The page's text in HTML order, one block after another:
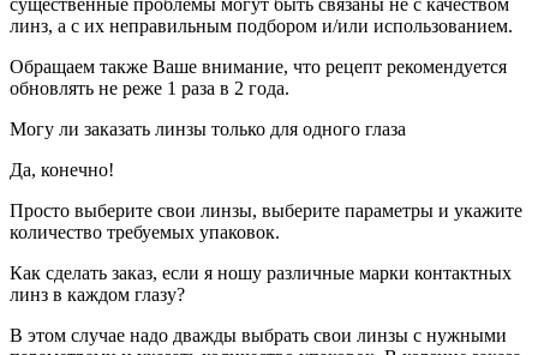
существенные проблемы могут быть связаны не с качеством
линз, а с их неправильным подбором и/или использованием.
Обращаем также Ваше внимание, что рецепт рекомендуется
обновлять не реже 1 раза в 2 года.
Могу ли заказать линзы только для одного глаза
Да, конечно!
Просто выберите свои линзы, выберите параметры и укажите
количество требуемых упаковок.
Как сделать заказ, если я ношу различные марки контактных
линз в каждом глазу?
В этом случае надо дважды выбрать свои линзы с нужными